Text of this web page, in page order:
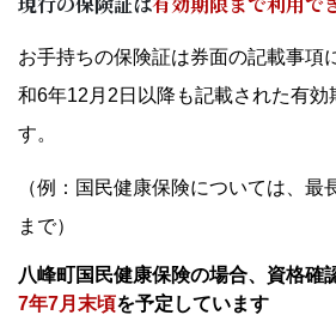
移住・定住
行政情報
お手持ちの保険証は券面の記載事項
和6年12月2日以降も記載された有効
す。
（例：国民健康保険については、最
まで）
八峰町国民健康保険の場合、資格確
7年7月末頃を予定しています